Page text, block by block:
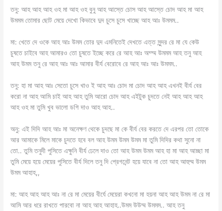
তনু: আহ আহ আহ ওহ মা আহ ওহ বুনু আহ আস্তে চোস আহ আস্তে চোদ আহ মা আহ
উমমম তোমার ছোট মেয়ে দেখো কিভাবে দুদ চুসে চুসে খাচ্ছে আহ আঃ উমমম..
মা: খেতে দে ওকে আহ আঃ উমম তোর দুদ এমনিতেই দেখতে এত্ত সুন্দর রে মা যে কেউ
চুষতে চাইবে আহ আমারও তো চুষতে ইচ্ছে করে রে আহ আঃ অম্ম্ম উমমম আহ তনু আহ
আহ উমম তনু রে আহ আঃ আঃ আমার বীর্য বেরোবে রে আহ আঃ আঃ উমমম..
তনু: হা মা আহ আঃ সেতো চুসে খাও ই আহ আঃ চোদ মা চোদ আহ আহ এখনই বীর্য বের
করো না আহ আমি চাই আহ আহ তুমি আরো চোদ আহ এইটুক চুদতে নেই আহ আহ আহ
আহ ওহ মা তুমি খুব ভালো ডগি দাও আহ আহ..
অনু: এই দিদি আহ আঃ মা অনেক্ষণ থেকে চুদছে মা কে বীর্য বের করতে দে এরপর তো তোকে
আর আমাকে মিলে মাকে চুদতে হবে বল আহ উমম উমম উমম মা তুমি দিদির কথা সুনো না
তো.. তুমি তনুদী পুসিতে এক্ষুনি বীর্য ঢেলে দাও তো আহ উমম উমম আহ হা মা আহ আচ্ছা মা
তুমি মেয়ে হয়ে মেয়ের পুসিতে বীর্য দিলে তনু দি প্রেগনেন্ট হয়ে যাবে না তো আহ আহুম্ম উমম
উমম আহাহ,,
মা: আহ আহ আহ আঃ না রে মা মেয়ের বীর্যে মেয়েরা কখনো মা হয়না আহ আহ উমম না রে মা
আমি আর ধরে রাখতে পারবো না আহ আহ আহাহ..উমম উউম্ম উমমম.. আহ তনু